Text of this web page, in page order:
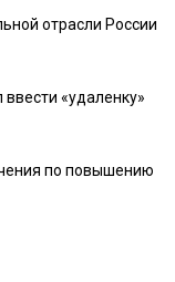
отрасли России
«удаленку»
по повышению